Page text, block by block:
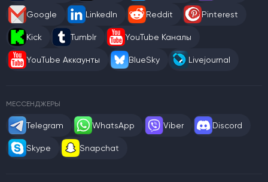
Google LinkedIn Reddit Pinterest
Kick Tumblr YouTube Каналы
YouTube Аккаунты BlueSky Livejournal
МЕССЕНДЖЕРЫ
Telegram WhatsApp Viber Discord
Skype Snapchat